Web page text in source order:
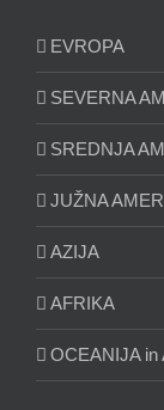
EVROPA
SEVERNA
SREDNJA
JUŽNA
AZIJA
AFRIKA
OCEANIJA in